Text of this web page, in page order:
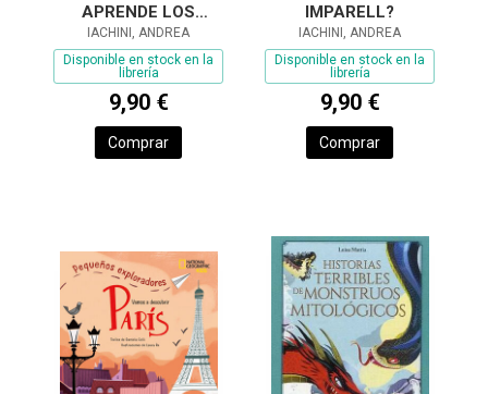
APRENDE LOS
NÚMEROS PARES E
IMPARES
IACHINI, ANDREA
Disponible en stock en la
librería
9,90 €
Comprar
IMPARELL?
IACHINI, ANDREA
Disponible en stock en la
librería
9,90 €
Comprar